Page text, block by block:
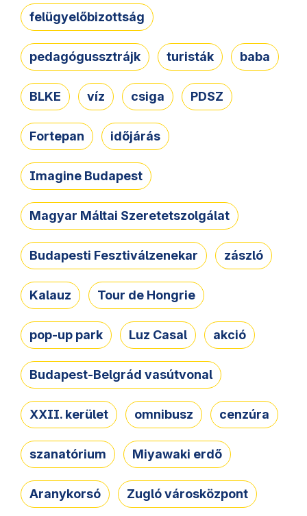
felügyelőbizottság
pedagógussztrájk turisták baba
BLKE víz csiga PDSZ
Fortepan időjárás
Imagine Budapest
Magyar Máltai Szeretetszolgálat
Budapesti Fesztiválzenekar zászló
Kalauz Tour de Hongrie
pop-up park Luz Casal akció
Budapest-Belgrád vasútvonal
XXII. kerület omnibusz cenzúra
szanatórium Miyawaki erdő
Aranykorsó Zugló városközpont